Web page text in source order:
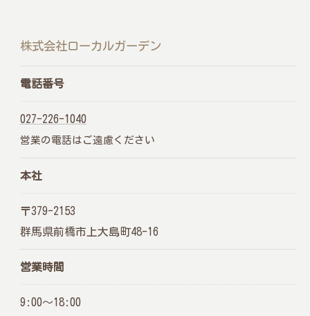
株式会社ローカルガーデン
電話番号
027-226-1040
営業の電話はご遠慮ください
本社
〒379-2153
群馬県前橋市上大島町48-16
営業時間
9:00～18:00